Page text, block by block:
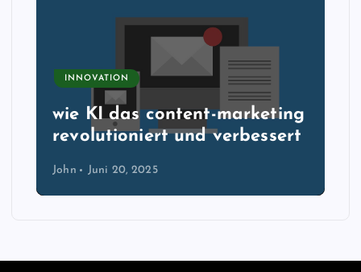
INNOVATION
wie KI das content-marketing
revolutioniert und verbessert
John Juni 20, 2025